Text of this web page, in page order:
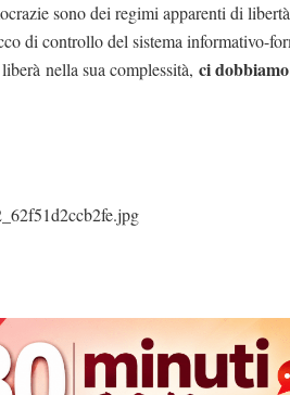
sono dei regimi apparenti di
di controllo del sistema informativo-
nella sua complessità, ci